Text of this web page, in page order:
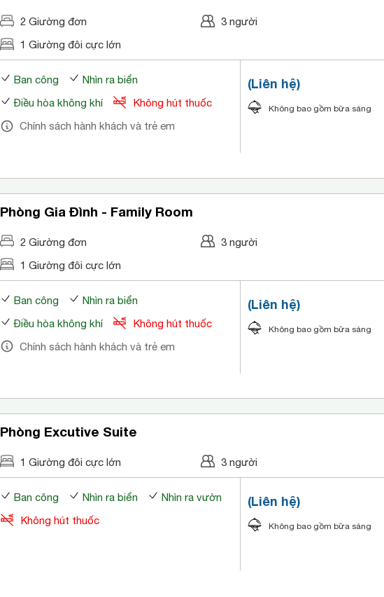
2 Giường đơn
1 Giường đôi cực lớn
3 người
Ban công
Nhìn ra biển
Điều hòa không khí
Không hút thuốc
Chính sách hành khách và trẻ em
(Liên hệ)
Không bao gồm bữa sáng
Phòng Gia Đình - Family Room
2 Giường đơn
1 Giường đôi cực lớn
3 người
Ban công
Nhìn ra biển
Điều hòa không khí
Không hút thuốc
Chính sách hành khách và trẻ em
(Liên hệ)
Không bao gồm bữa sáng
Phòng Excutive Suite
1 Giường đôi cực lớn 3 người
Ban công Nhìn ra biển
Nhìn ra vườn
Không hút thuốc
(Liên hệ)
Không bao gồm bữa sáng